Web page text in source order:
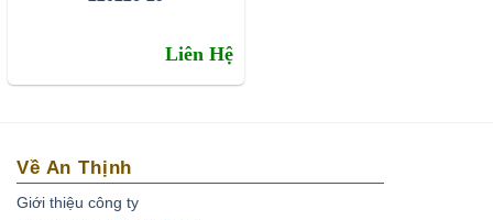
Liên Hệ
Về An Thịnh
Giới thiệu công ty